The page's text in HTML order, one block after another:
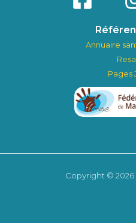
Annuaire
Pages
Copyright ©